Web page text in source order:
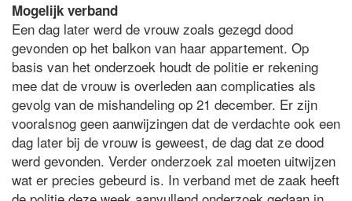
Mogelijk verband
Een dag later werd de vrouw zoals gezegd dood
gevonden op het balkon van haar appartement. Op
basis van het onderzoek houdt de politie er rekening
mee dat de vrouw is overleden aan complicaties als
gevolg van de mishandeling op 21 december. Er zijn
vooralsnog geen aanwijzingen dat de verdachte ook een
dag later bij de vrouw is geweest, de dag dat ze dood
werd gevonden. Verder onderzoek zal moeten uitwijzen
wat er precies gebeurd is. In verband met de zaak heeft